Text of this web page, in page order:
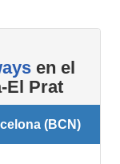
en el
El Prat
(BCN)